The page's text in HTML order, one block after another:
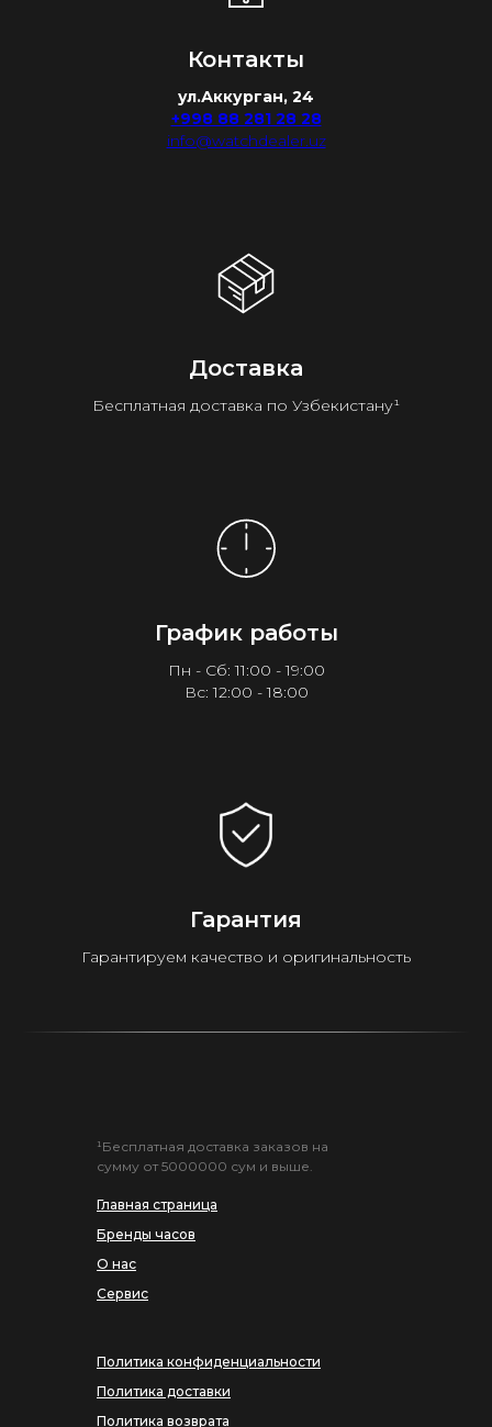
Контакты
ул.Аккурган, 24
+998 88 281 28 28
info@watchdealer.uz
Доставка
Бесплатная доставка по Узбекистану¹
График работы
Пн - Сб: 11:00 - 19:00
Вс: 12:00 - 18:00
Гарантия
Гарантируем качество и оригинальность
Главная страница
Бренды часов
О нас
Сервис
¹Бесплатная доставка заказов на
сумму от 5000000 сум и выше.
Политика конфиденциальности
Политика доставки
Политика возврата